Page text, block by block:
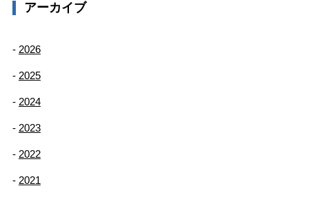
アーカイブ
2026
2025
2024
2023
2022
2021